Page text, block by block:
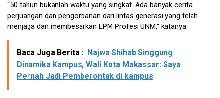
“50 tahun bukanlah waktu yang singkat. Ada banyak cerita
perjuangan dan pengorbanan dari lintas generasi yang telah
menjaga dan membesarkan LPM Profesi UNM,” katanya.
Baca Juga Berita : Najwa Shihab Singgung
Dinamika Kampus, Wali Kota Makassar: Saya
Pernah Jadi Pemberontak di kampus